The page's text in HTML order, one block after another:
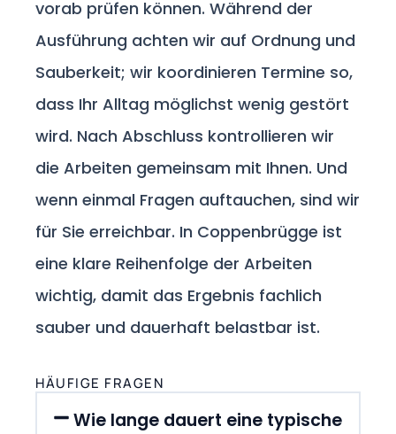
vorab prüfen können. Während der
Ausführung achten wir auf Ordnung und
Sauberkeit; wir koordinieren Termine so,
dass Ihr Alltag möglichst wenig gestört
wird. Nach Abschluss kontrollieren wir
die Arbeiten gemeinsam mit Ihnen. Und
wenn einmal Fragen auftauchen, sind wir
für Sie erreichbar. In Coppenbrügge ist
eine klare Reihenfolge der Arbeiten
wichtig, damit das Ergebnis fachlich
sauber und dauerhaft belastbar ist.
HÄUFIGE FRAGEN
Wie lange dauert eine typische